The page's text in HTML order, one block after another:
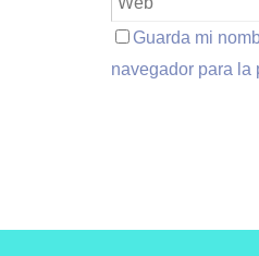
Guarda mi
navegador para la